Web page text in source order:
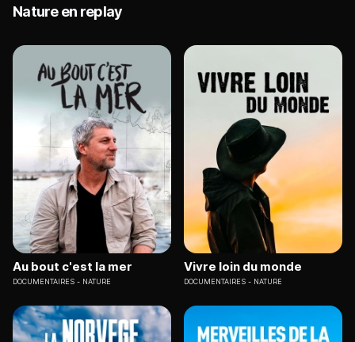
font naturellement le plus grand canyon en Europe.
Véritable mégastructure à l´état naturel, l´homme
puissante et sauvage pour bénéficier des qualités
exceptionnelles du lieu. Car ce n'est pas moins de
5 barrages qui ont été édifiés sur le chemin du
Verdon. 5 barrages et tout autant de défis à relever
pour les construire. Il aura fallu près de 20 ans pour
construire le premier des barrages, celui de
Castillon. D´une hauteur de 95 mètres de haut, il
aura permis la mise en place du plus gra
Nature en replay
Au bout c'est la mer
DOCUMENTAIRES NATURE
Vivre loin du monde
DOCUMENTAIRES NATURE